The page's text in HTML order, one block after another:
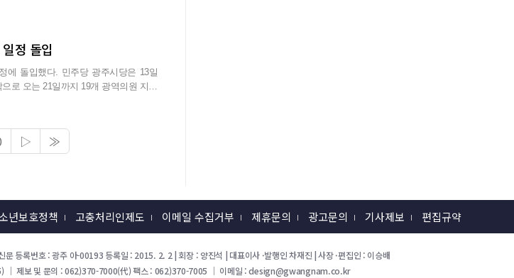
정 돌입
광주시당은 13일
로 오는 21일까지 19개 광역의원 지역
▷ ≫
년보호정책 고충처리인제도 이메일 수집거부 제휴문의 광고문의 기사제보 편집규약
등록번호 : 광주 아-00193 등록일 : 2015. 2. 2 | 회장 : 양진석 | 대표이사 ·발행인 차재진 | 사장 ·편집인 : 이승배
｜ 제보 및 문의 : 062)370-7000(代) 팩스 : 062)370-7005 ｜ 이메일 : design@gwangnam.co.kr